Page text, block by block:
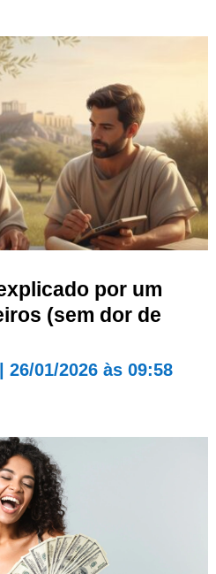
por um
(sem dor de
26/01/2026 às 09:58